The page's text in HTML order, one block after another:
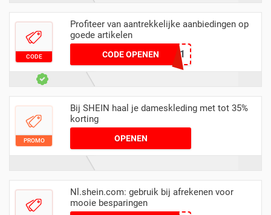
CODE
Profiteer van aantrekkelijke aanbiedingen op
goede artikelen
CODE OPENEN0509pk1
PROMO
Bij SHEIN haal je dameskleding met tot 35%
korting
OPENEN
Nl.shein.com: gebruik bij afrekenen voor
mooie besparingen